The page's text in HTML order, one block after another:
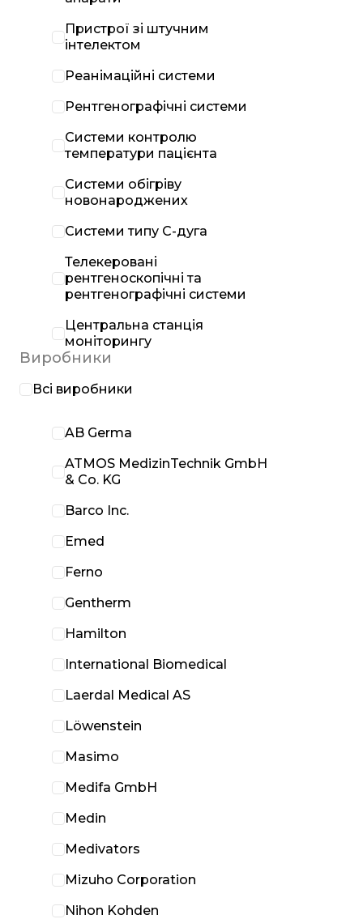
Пристрої зі штучним
інтелектом
Реанімаційні системи
Рентгенографічні системи
Системи контролю
температури пацієнта
Системи обігріву
новонароджених
Системи типу С-дуга
Телекеровані
рентгеноскопічні та
рентгенографічні системи
Центральна станція
моніторингу
Виробники
Всі виробники
AB Germa
ATMOS MedizinTechnik GmbH
& Co. KG
Barco Inc.
Emed
Ferno
Gentherm
Hamilton
International Biomedical
Laerdal Medical AS
Löwenstein
Masimo
Medifa GmbH
Medin
Medivators
Mizuho Corporation
Nihon Kohden